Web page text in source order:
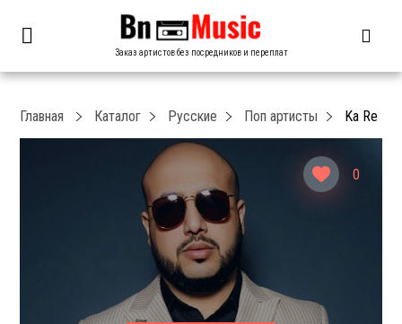
Заказ артистов без посредников и переплат
0
Главная Каталог Русские Поп артисты Ka Re